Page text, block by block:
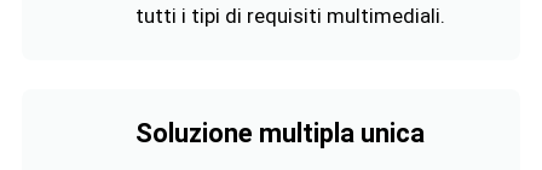
tutti i tipi di requisiti multimediali.
Soluzione multipla unica